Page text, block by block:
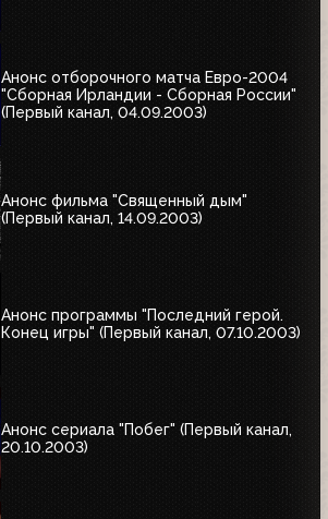
Анонс отборочного матча Евро-2004
"Сборная Ирландии - Сборная России"
(Первый канал, 04.09.2003)
Анонс фильма "Священный дым"
(Первый канал, 14.09.2003)
Анонс программы "Последний герой.
Конец игры" (Первый канал, 07.10.2003)
Анонс сериала "Побег" (Первый канал,
20.10.2003)